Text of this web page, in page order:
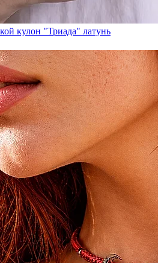
кулон "Триада" латунь